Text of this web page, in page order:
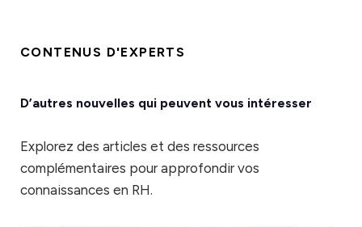
CONTENUS D'EXPERTS
D’autres nouvelles qui peuvent vous intéresser
Explorez des articles et des ressources
complémentaires pour approfondir vos
connaissances en RH.